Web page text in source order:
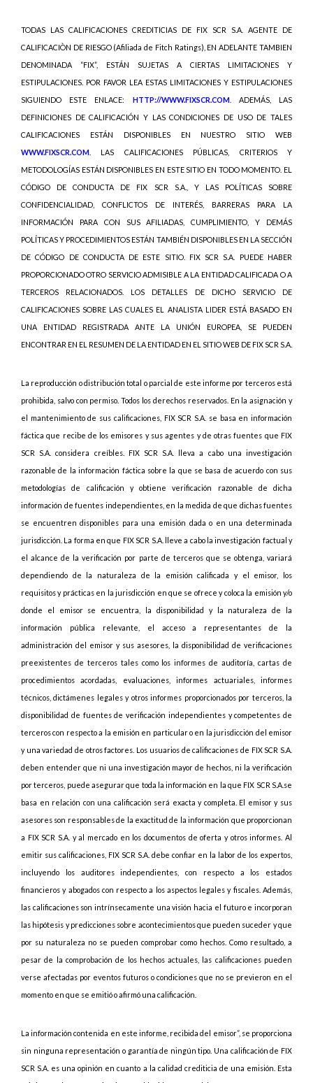
TODAS LAS CALIFICACIONES CREDITICIAS DE FIX SCR S.A. AGENTE DE
CALIFICACIÒN DE RIESGO (Afiliada de Fitch Ratings), EN ADELANTE TAMBIEN
DENOMINADA “FIX”, ESTÁN SUJETAS A CIERTAS LIMITACIONES Y
ESTIPULACIONES. POR FAVOR LEA ESTAS LIMITACIONES Y ESTIPULACIONES
SIGUIENDO ESTE ENLACE: HTTP://WWW.FIXSCR.COM . ADEMÁS, LAS
DEFINICIONES DE CALIFICACIÓN Y LAS CONDICIONES DE USO DE TALES
CALIFICACIONES ESTÁN DISPONIBLES EN NUESTRO SITIO WEB
WWW.FIXSCR.COM . LAS CALIFICACIONES PÚBLICAS, CRITERIOS Y
METODOLOGÍAS ESTÁN DISPONIBLES EN ESTE SITIO EN TODO MOMENTO. EL
CÓDIGO DE CONDUCTA DE FIX SCR S.A., Y LAS POLÍTICAS SOBRE
CONFIDENCIALIDAD, CONFLICTOS DE INTERÉS, BARRERAS PARA LA
INFORMACIÓN PARA CON SUS AFILIADAS, CUMPLIMIENTO, Y DEMÁS
POLÍTICAS Y PROCEDIMIENTOS ESTÁN TAMBIÉN DISPONIBLES EN LA SECCIÓN
DE CÓDIGO DE CONDUCTA DE ESTE SITIO. FIX SCR S.A. PUEDE HABER
PROPORCIONADO OTRO SERVICIO ADMISIBLE A LA ENTIDAD CALIFICADA O A
TERCEROS RELACIONADOS. LOS DETALLES DE DICHO SERVICIO DE
CALIFICACIONES SOBRE LAS CUALES EL ANALISTA LIDER ESTÁ BASADO EN
UNA ENTIDAD REGISTRADA ANTE LA UNIÓN EUROPEA, SE PUEDEN
ENCONTRAR EN EL RESUMEN DE LA ENTIDAD EN EL SITIO WEB DE FIX SCR S.A.
La reproducción o distribución total o parcial de este informe por terceros está
prohibida, salvo con permiso. Todos los derechos reservados. En la asignación y
el mantenimiento de sus calificaciones, FIX SCR S.A. se basa en información
fáctica que recibe de los emisores y sus agentes y de otras fuentes que FIX
SCR S.A. considera creíbles. FIX SCR S.A. lleva a cabo una investigación
razonable de la información fáctica sobre la que se basa de acuerdo con sus
metodologías de calificación y obtiene verificación razonable de dicha
información de fuentes independientes, en la medida de que dichas fuentes
se encuentren disponibles para una emisión dada o en una determinada
jurisdicción. La forma en que FIX SCR S.A. lleve a cabo la investigación factual y
el alcance de la verificación por parte de terceros que se obtenga, variará
dependiendo de la naturaleza de la emisión calificada y el emisor, los
requisitos y prácticas en la jurisdicción en que se ofrece y coloca la emisión y/o
donde el emisor se encuentra, la disponibilidad y la naturaleza de la
información pública relevante, el acceso a representantes de la
administración del emisor y sus asesores, la disponibilidad de verificaciones
preexistentes de terceros tales como los informes de auditoría, cartas de
procedimientos acordadas, evaluaciones, informes actuariales, informes
técnicos, dictámenes legales y otros informes proporcionados por terceros, la
disponibilidad de fuentes de verificación independientes y competentes de
terceros con respecto a la emisión en particular o en la jurisdicción del emisor
y una variedad de otros factores. Los usuarios de calificaciones de FIX SCR S.A.
deben entender que ni una investigación mayor de hechos, ni la verificación
por terceros, puede asegurar que toda la información en la que FIX SCR S.A.se
basa en relación con una calificación será exacta y completa. El emisor y sus
asesores son responsables de la exactitud de la información que proporcionan
a FIX SCR S.A. y al mercado en los documentos de oferta y otros informes. Al
emitir sus calificaciones, FIX SCR S.A. debe confiar en la labor de los expertos,
incluyendo los auditores independientes, con respecto a los estados
financieros y abogados con respecto a los aspectos legales y fiscales. Además,
las calificaciones son intrínsecamente una visión hacia el futuro e incorporan
las hipótesis y predicciones sobre acontecimientos que pueden suceder y que
por su naturaleza no se pueden comprobar como hechos. Como resultado, a
pesar de la comprobación de los hechos actuales, las calificaciones pueden
verse afectadas por eventos futuros o condiciones que no se previeron en el
momento en que se emitió o afirmó una calificación.
La información contenida en este informe, recibida del emisor”, se proporciona
sin ninguna representación o garantía de ningún tipo. Una calificación de FIX
SCR S.A. es una opinión en cuanto a la calidad crediticia de una emisión. Esta